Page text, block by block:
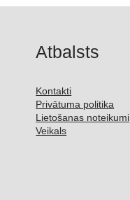
Atbalsts
Kontakti
Privātuma politika
Lietošanas noteikumi
Veikals